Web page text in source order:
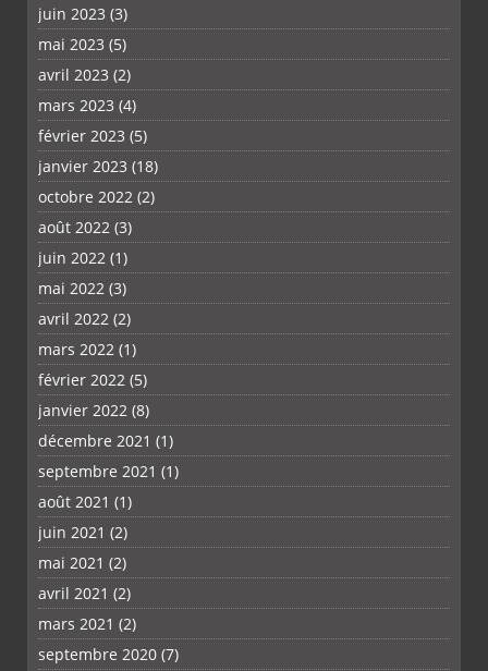
juin 2023 (3)
mai 2023 (5)
avril 2023 (2)
mars 2023 (4)
février 2023 (5)
janvier 2023 (18)
octobre 2022 (2)
août 2022 (3)
juin 2022 (1)
mai 2022 (3)
avril 2022 (2)
mars 2022 (1)
février 2022 (5)
janvier 2022 (8)
décembre 2021 (1)
septembre 2021 (1)
août 2021 (1)
juin 2021 (2)
mai 2021 (2)
avril 2021 (2)
mars 2021 (2)
septembre 2020 (7)